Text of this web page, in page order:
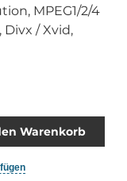
MPEG1/2/4
Divx / Xvid,
Warenkorb